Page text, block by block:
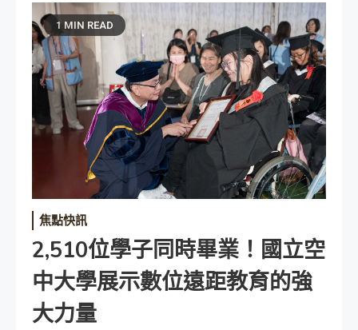
1 MIN READ
焦點快訊
2,510位學子同時畢業！國立空
中大學展示數位遠距教育的強
大力量